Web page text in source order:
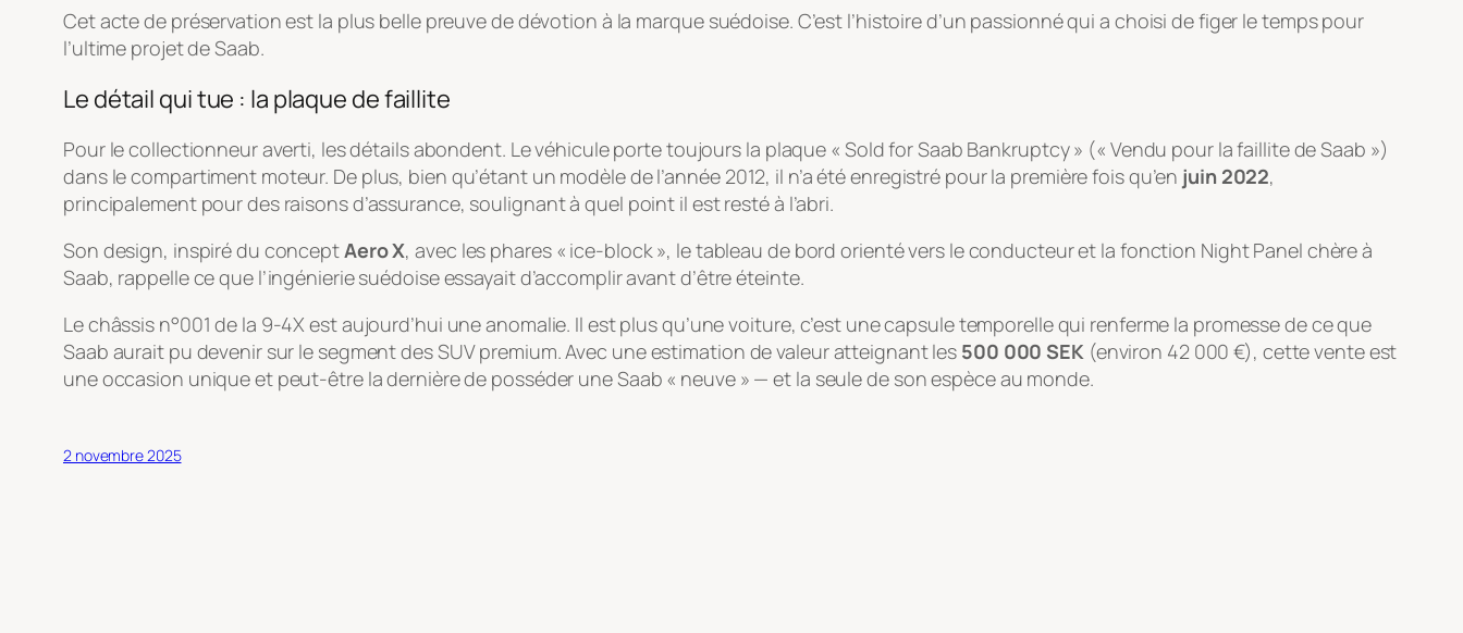
Cet acte de préservation est la plus belle preuve de dévotion à la marque suédoise. C’est l’histoire d’un passionné qui a choisi de figer le temps pour
l’ultime projet de Saab.
Le détail qui tue : la plaque de faillite
Pour le collectionneur averti, les détails abondent. Le véhicule porte toujours la plaque « Sold for Saab Bankruptcy » (« Vendu pour la faillite de Saab »)
dans le compartiment moteur. De plus, bien qu’étant un modèle de l’année 2012, il n’a été enregistré pour la première fois qu’en juin 2022,
principalement pour des raisons d’assurance, soulignant à quel point il est resté à l’abri.
Son design, inspiré du conceptAero X, avec les phares « ice-block », le tableau de bord orienté vers le conducteur et la fonction Night Panel chère à
Saab, rappelle ce que l’ingénierie suédoise essayait d’accomplir avant d’être éteinte.
Le châssis n°001 de la 9-4X est aujourd’hui une anomalie. Il est plus qu’une voiture, c’est une capsule temporelle qui renferme la promesse de ce que
Saab aurait pu devenir sur le segment des SUV premium. Avec une estimation de valeur atteignant les 500 000 SEK(environ 42 000 €), cette vente est
une occasion unique et peut-être la dernière de posséder une Saab « neuve » — et la seule de son espèce au monde.
2 novembre 2025